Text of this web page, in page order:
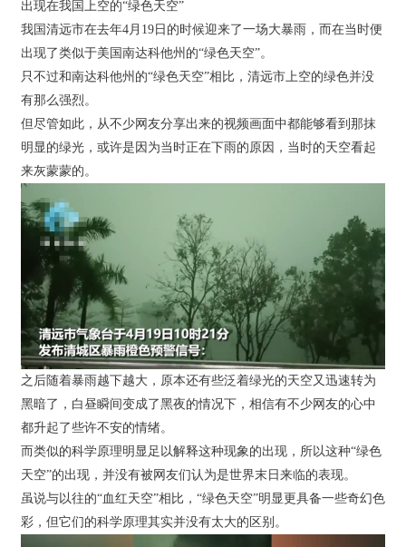
出现在我国上空的“绿色天空”
我国清远市在去年4月19日的时候迎来了一场大暴雨，而在当时便
出现了类似于美国南达科他州的“绿色天空”。
只不过和南达科他州的“绿色天空”相比，清远市上空的绿色并没
有那么强烈。
但尽管如此，从不少网友分享出来的视频画面中都能够看到那抹
明显的绿光，或许是因为当时正在下雨的原因，当时的天空看起
来灰蒙蒙的。
之后随着暴雨越下越大，原本还有些泛着绿光的天空又迅速转为
黑暗了，白昼瞬间变成了黑夜的情况下，相信有不少网友的心中
都升起了些许不安的情绪。
而类似的科学原理明显足以解释这种现象的出现，所以这种“绿色
天空”的出现，并没有被网友们认为是世界末日来临的表现。
虽说与以往的“血红天空”相比，“绿色天空”明显更具备一些奇幻色
彩，但它们的科学原理其实并没有太大的区别。